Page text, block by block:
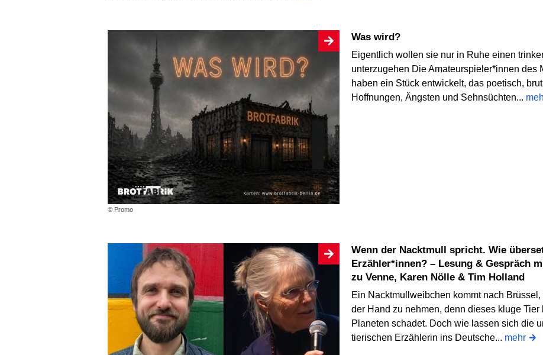
© Promo
Was wird?
Eigentlich wollen sie nur in Ruhe einen
unterzugehen Die Amateurspieler*innen des
haben ein Stück entwickelt, das poetisch,
Hoffnungen, Ängsten und Sehnsüchten...
Wenn der Nacktmull spricht. Wie übersetzt man mehr-als-menschliche
Erzähler*innen? – Lesung & Gespräch
zu Venne, Karen Nölle & Tim Holland
Ein Nacktmullweibchen kommt nach
der Hand zu nehmen, denn dieses kluge
Planeten schadet. Doch wie lassen sich die
tierischen Erzählerin ins Deutsche... mehr